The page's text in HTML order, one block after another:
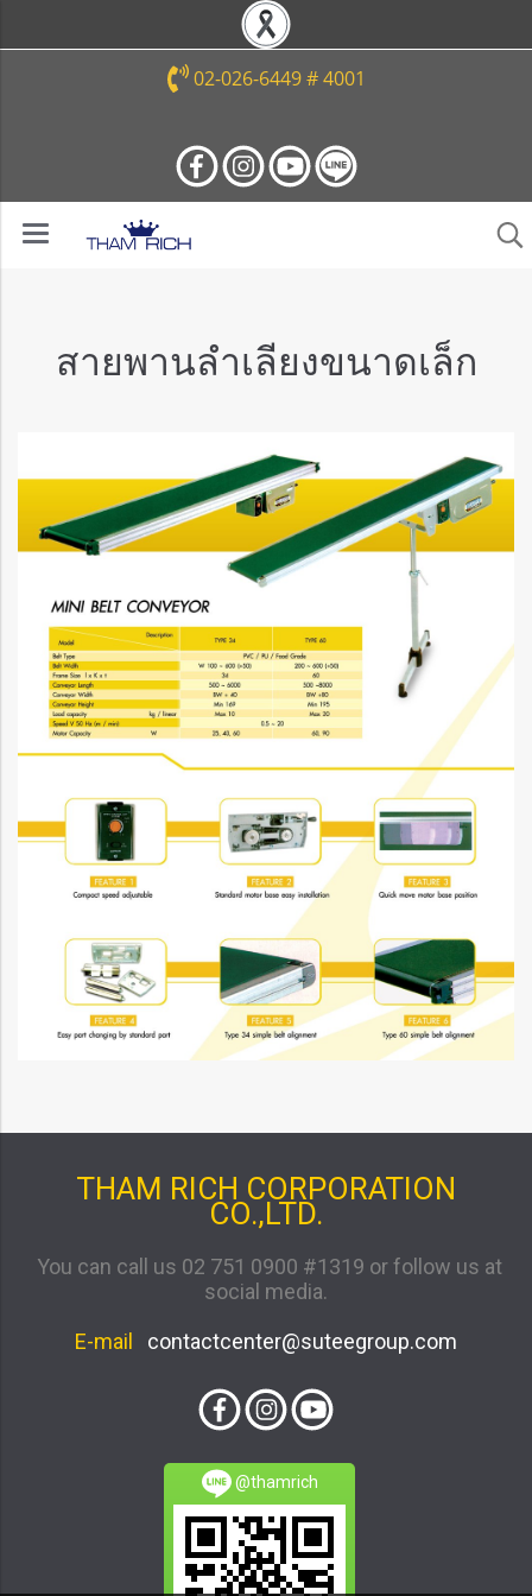
02-026-6449 # 4001
สายพานลำเลียงขนาดเล็ก
THAM RICH CORPORATION
CO.,LTD.
You can call us 02 751 0900 #1319 or follow us at
social media.
E-mail contactcenter@suteegroup.com
@thamrich